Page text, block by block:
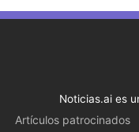
Noticias.ai es
Artículos patrocinados